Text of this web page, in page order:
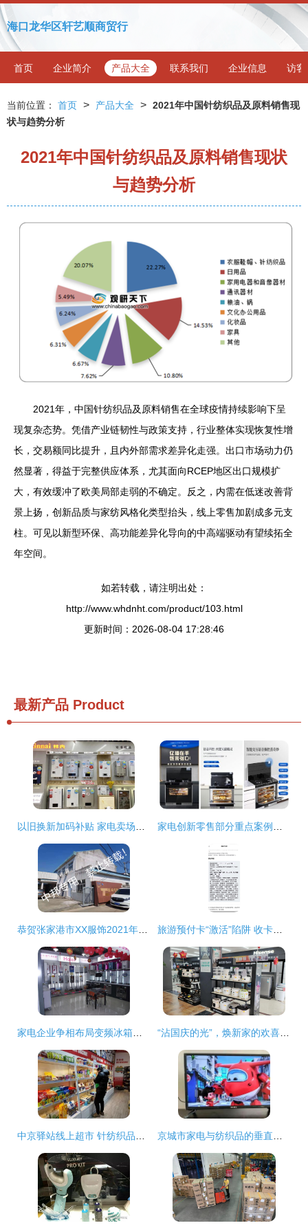
海口龙华区轩艺顺商贸行
首页 企业简介 产品大全 联系我们 企业信息 访客
当前位置： 首页 > 产品大全 > 2021年中国针纺织品及原料销售现
状与趋势分析
2021年中国针纺织品及原料销售现状
与趋势分析
2021年，中国针纺织品及原料销售在全球疫情持续影响下呈
现复杂态势。凭借产业链韧性与政策支持，行业整体实现恢复性增
长，交易额同比提升，且内外部需求差异化走强。出口市场动力仍
然显著，得益于完整供应体系，尤其面向RCEP地区出口规模扩
大，有效缓冲了欧美局部走弱的不确定。反之，内需在低迷改善背
景上扬，创新品质与家纺风格化类型抬头，线上零售加剧成多元支
柱。可见以新型环保、高功能差异化导向的中高端驱动有望续拓全
年空间。
如若转载，请注明出处：
http://www.whdnht.com/product/103.html
更新时间：2026-08-04 17:28:46
最新产品 Product